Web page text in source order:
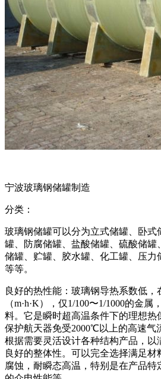
宁波玻璃钢储罐制造
分类：
玻璃钢储罐可以分为立式储罐、卧式
罐、防腐储罐、盐酸储罐、硫酸储罐
储罐、贮罐、胶水罐、化工罐、压力
等等。
良好的热性能：玻璃钢导热系数低，
（m·h·K），仅1/100〜1/1000的金
料。它是瞬时超高温条件下的理想热
保护航天器免受2000℃以上的高速气
根据需要灵活设计各种结构产品，以
良好的整体性。可以完全选择满足
腐蚀，耐瞬态高温，特别是在产品